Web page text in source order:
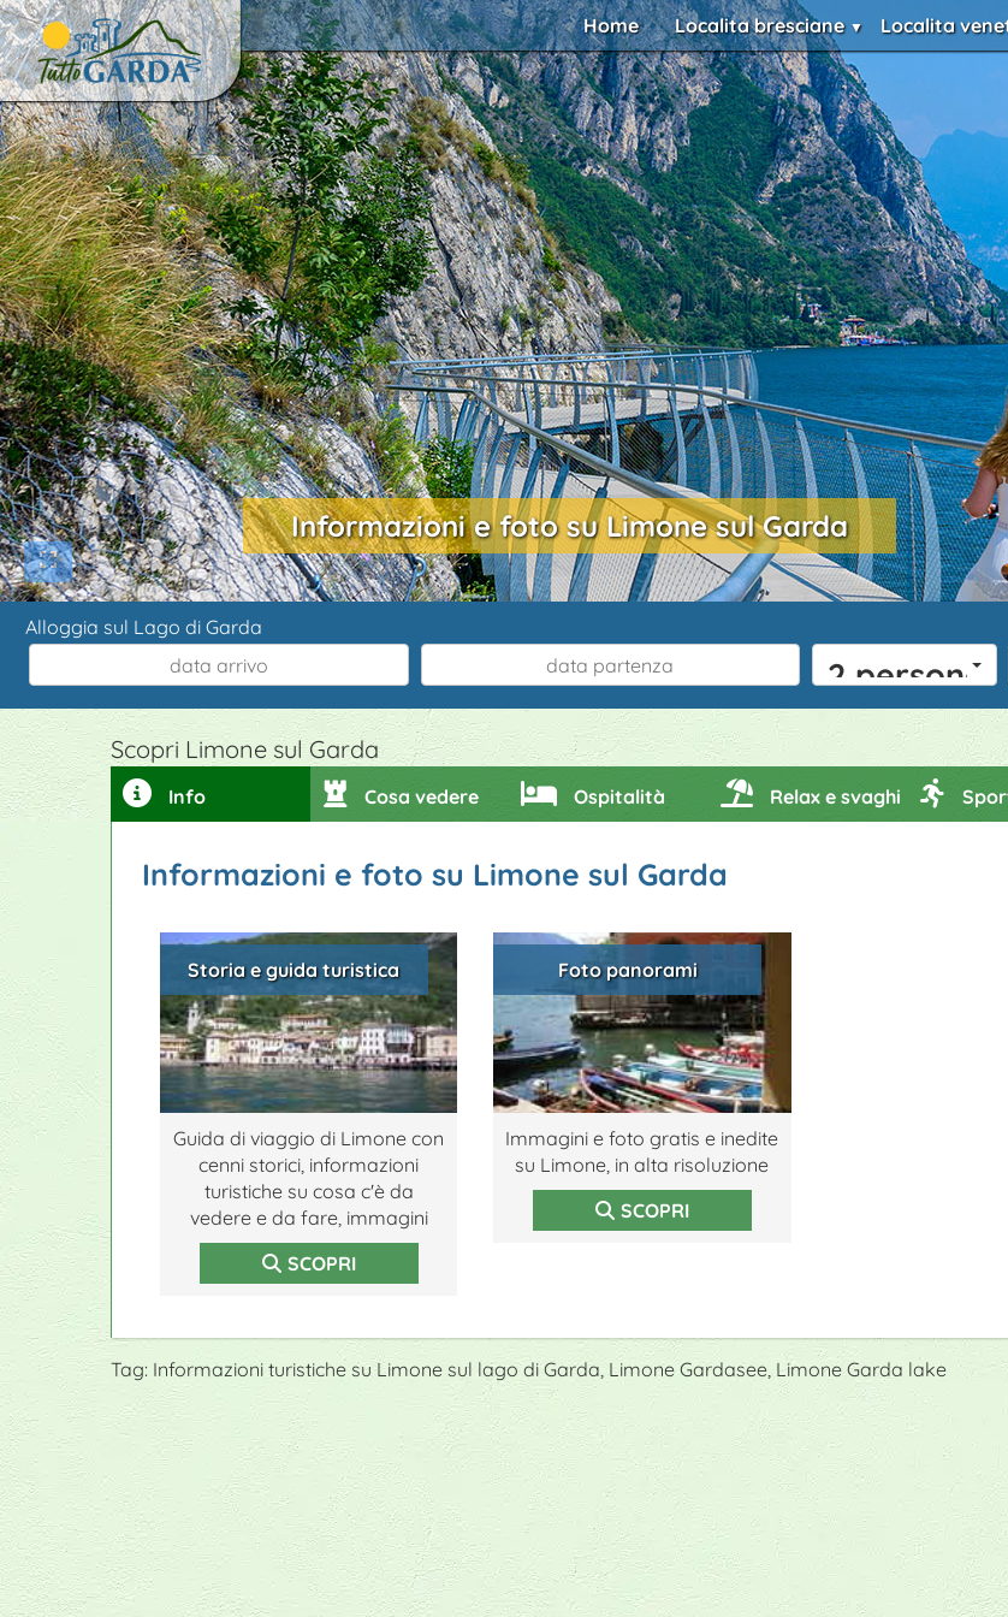
Home Localita bresciane Localita
Informazioni e foto su Limone sul Garda
Alloggia sul Lago di Garda
2 persone
Scopri Limone sul Garda
Info Cosa vedere Ospitalità Relax e svaghi
Informazioni e foto su Limone sul Garda
Storia e guida turistica
Guida di viaggio di Limone con
cenni storici, informazioni
turistiche su cosa c'è da
vedere e da fare, immagini
SCOPRI
Foto panorami
Immagini e foto gratis e inedite
su Limone, in alta risoluzione
SCOPRI
Tag: Informazioni turistiche su Limone sul lago di Garda, Limone Gardasee, Limone Garda lake